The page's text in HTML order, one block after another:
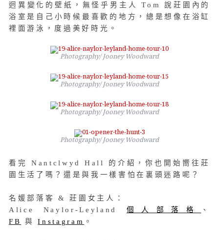
迥異變化的壁紙，無怪乎男主人 Tom 說莊園內的
浴室是自己小時候最喜歡的地方，總是想像在浴缸
裡面游泳，度過美好時光。
Photography/ Jooney Woodward
Photography/ Jooney Woodward
Photography/ Jooney Woodward
Photography/ Jooney Woodward
看完 Nantclwyd Hall 的介紹，你也開始嚮往莊
園生活了嗎？還是與我一樣害怕在裏頭迷路呢？
名媛部落客 & 莊園女主人：
Alice Naylor-Leyland 個人部落格
、
FB
與Instagram 。